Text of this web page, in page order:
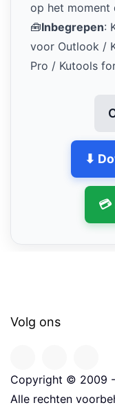
op het moment
🧰Inbegrepen:
voor Outlook /
Pro / Kutools
⬇
💳
Volg ons
Copyright © 2009 -
Alle rechten